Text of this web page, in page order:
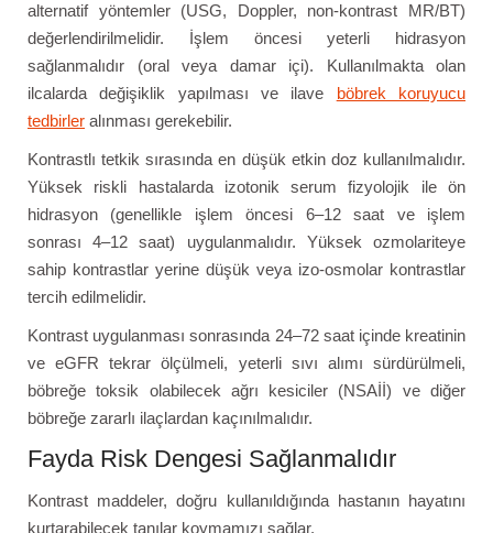
alternatif yöntemler (USG, Doppler, non-kontrast MR/BT)
değerlendirilmelidir. İşlem öncesi yeterli hidrasyon
sağlanmalıdır (oral veya damar içi). Kullanılmakta olan
ilcalarda değişiklik yapılması ve ilave böbrek koruyucu
tedbirler alınması gerekebilir.
Kontrastlı tetkik sırasında en düşük etkin doz kullanılmalıdır.
Yüksek riskli hastalarda izotonik serum fizyolojik ile ön
hidrasyon (genellikle işlem öncesi 6–12 saat ve işlem
sonrası 4–12 saat) uygulanmalıdır. Yüksek ozmolariteye
sahip kontrastlar yerine düşük veya izo-osmolar kontrastlar
tercih edilmelidir.
Kontrast uygulanması sonrasında 24–72 saat içinde kreatinin
ve eGFR tekrar ölçülmeli, yeterli sıvı alımı sürdürülmeli,
böbreğe toksik olabilecek ağrı kesiciler (NSAİİ) ve diğer
böbreğe zararlı ilaçlardan kaçınılmalıdır.
Fayda Risk Dengesi Sağlanmalıdır
Kontrast maddeler, doğru kullanıldığında hastanın hayatını
kurtarabilecek tanılar koymamızı sağlar.